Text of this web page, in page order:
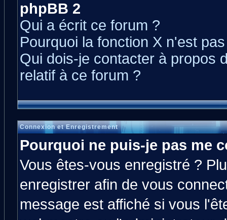
phpBB 2
Qui a écrit ce forum ?
Pourquoi la fonction X n'est
Qui dois-je contacter à propos
relatif à ce forum ?
Connexion et Enregistrement
Pourquoi ne puis-je pas me
Vous êtes-vous enregistré ?
enregistrer afin de vous
message est affiché si vous